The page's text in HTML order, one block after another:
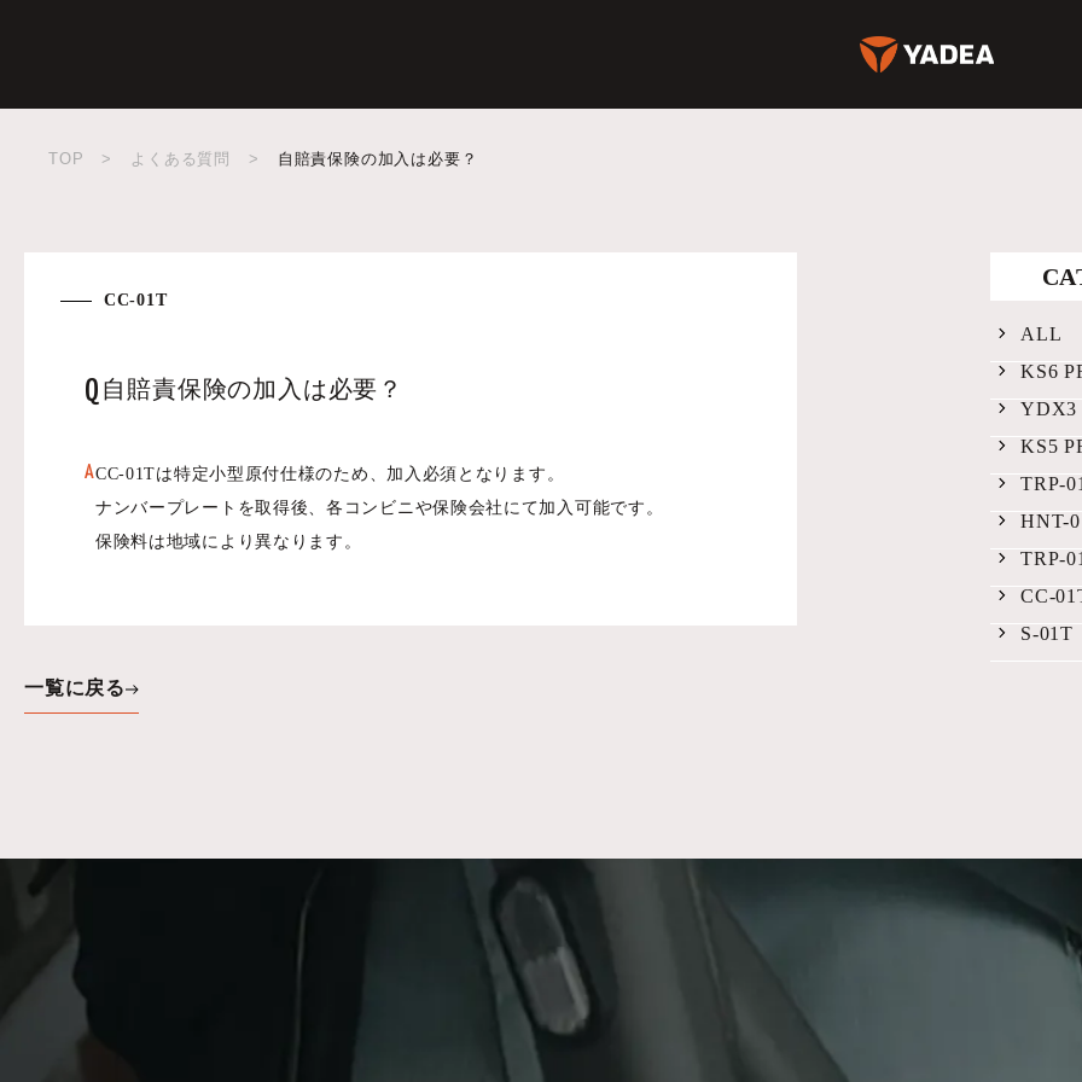
TOP > よくある質問 > 自賠責保険の加入は必要？
ALL
KS6
YDX3
KS5
TRP-
HNT-
TRP-
CC-
S-01T
CC-01T
Q 自賠責保険の加入は必要？
ACC-01Tは特定小型原付仕様のため、加入必須となります。
ナンバープレートを取得後、各コンビニや保険会社にて加入可能です。
保険料は地域により異なります。
一覧に戻る